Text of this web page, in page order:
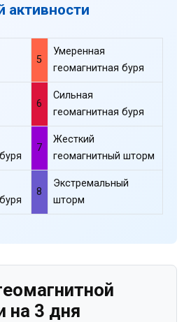
активности
5
Умеренная
геомагнитная буря
6
Сильная
геомагнитная буря
7
Жесткий
геомагнитный шторм
8
Экстремальный
шторм
на 3 дня